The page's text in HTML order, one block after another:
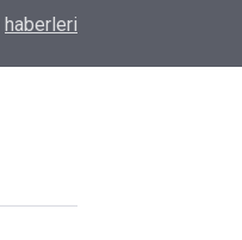
haberleri